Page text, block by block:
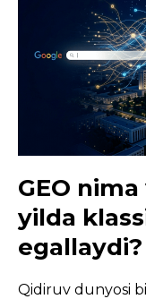
GEO
yilda
egallaydi?
Qidiruv dunyosi